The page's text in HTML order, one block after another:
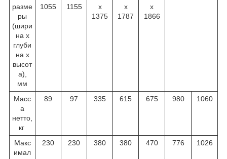
разме
ры
(шири
на х
глуби
на х
высот
а),
мм
1055
1155
x
1375
x
1787
x
1866
Масс
а
нетто,
кг
89 97 335 615 675 980 1060
Макс
имал
230 230 380 380 470 776 1026